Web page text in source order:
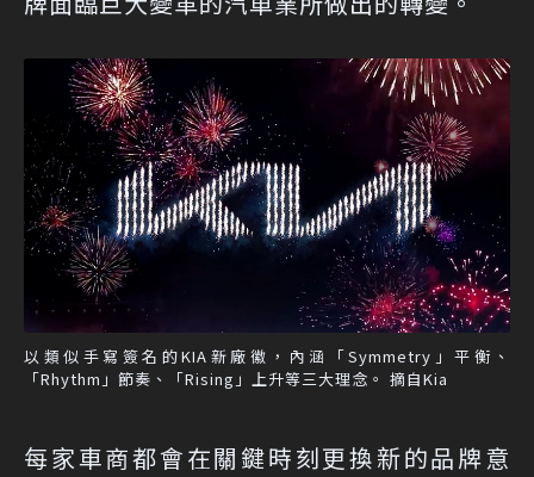
以類似手寫簽名的KIA新廠徽，內涵「Symmetry」平衡、
「Rhythm」節奏、「Rising」上升等三大理念。 摘自Kia
每家車商都會在關鍵時刻更換新的品牌意